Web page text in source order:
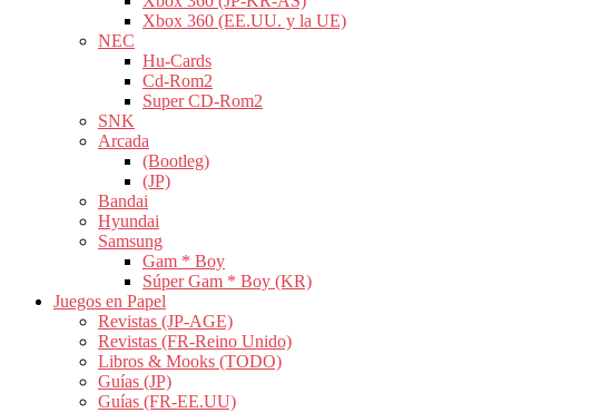
Xbox 360 (EE.UU. y la UE)
NEC
Hu-Cards
Cd-Rom2
Super CD-Rom2
SNK
Arcada
(Bootleg)
(JP)
Bandai
Hyundai
Samsung
Gam * Boy
Súper Gam * Boy (KR)
Juegos en Papel
Revistas (JP-AGE)
Revistas (FR-Reino Unido)
Libros & Mooks (TODO)
Guías (JP)
Guías (FR-EE.UU)